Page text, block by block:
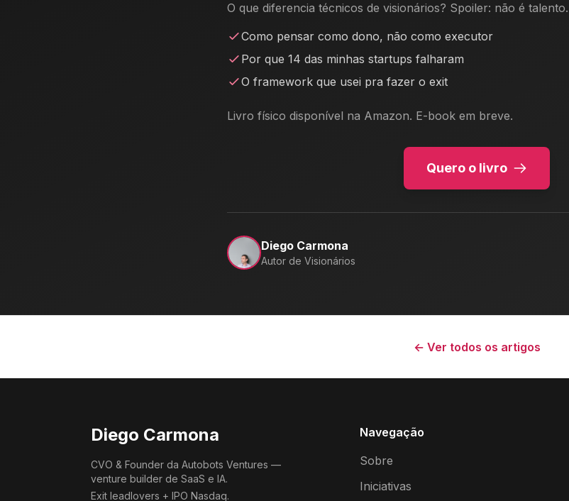
O que diferencia técnicos de visionários? Spoiler: não é talento.
Como pensar como dono, não como executor
Por que 14 das minhas startups falharam
O framework que usei pra fazer o exit
Livro físico disponível na Amazon. E-book em breve.
Quero o livro
Diego Carmona
Autor de Visionários
← Ver todos os artigos
Diego Carmona
CVO & Founder da Autobots Ventures —
venture builder de SaaS e IA.
Exit leadlovers + IPO Nasdaq.
Navegação
Sobre
Iniciativas